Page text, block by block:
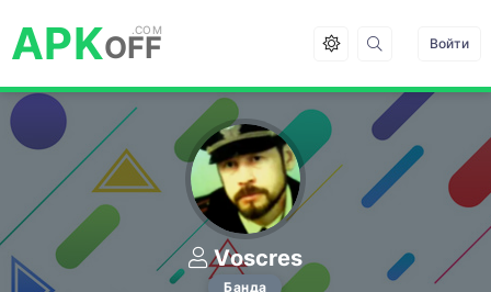
APKOFF Войти
Voscres
Банда